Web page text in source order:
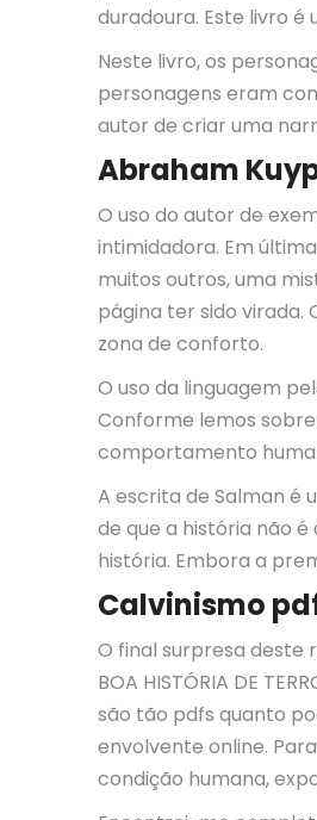
duradoura. Este livro
Neste livro, os
personagens eram
autor de criar uma
Abraham
O uso do autor de
intimidadora. Em
muitos outros, uma
página ter sido virada.
zona de conforto.
O uso da linguagem
Conforme lemos
comportamento
A escrita de Salman é
de que a história não
história. Embora a
Calvinismo
O final surpresa deste
BOA HISTÓRIA DE
são tão pdfs quanto
envolvente online.
condição humana,